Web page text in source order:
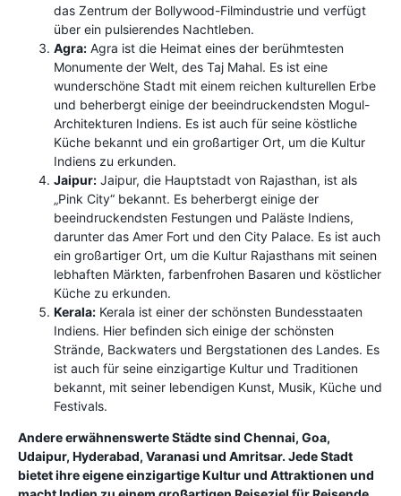
das Zentrum der Bollywood-Filmindustrie und verfügt
über ein pulsierendes Nachtleben.
Agra: Agra ist die Heimat eines der berühmtesten
Monumente der Welt, des Taj Mahal. Es ist eine
wunderschöne Stadt mit einem reichen kulturellen Erbe
und beherbergt einige der beeindruckendsten Mogul-
Architekturen Indiens. Es ist auch für seine köstliche
Küche bekannt und ein großartiger Ort, um die Kultur
Indiens zu erkunden.
Jaipur: Jaipur, die Hauptstadt von Rajasthan, ist als
„Pink City“ bekannt. Es beherbergt einige der
beeindruckendsten Festungen und Paläste Indiens,
darunter das Amer Fort und den City Palace. Es ist auch
ein großartiger Ort, um die Kultur Rajasthans mit seinen
lebhaften Märkten, farbenfrohen Basaren und köstlicher
Küche zu erkunden.
Kerala: Kerala ist einer der schönsten Bundesstaaten
Indiens. Hier befinden sich einige der schönsten
Strände, Backwaters und Bergstationen des Landes. Es
ist auch für seine einzigartige Kultur und Traditionen
bekannt, mit seiner lebendigen Kunst, Musik, Küche und
Festivals.
Andere erwähnenswerte Städte sind Chennai, Goa,
Udaipur, Hyderabad, Varanasi und Amritsar. Jede Stadt
bietet ihre eigene einzigartige Kultur und Attraktionen und